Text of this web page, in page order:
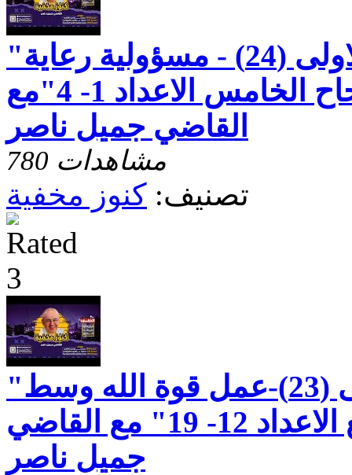
"رسالة بطرس الاولى (24) - مسؤولية رعاية
شعب الله - الاصحاح الخامس الاعداد 1- 4"مع
القاضي جميل ناصر
780 مشاهدات
تصنيف: كنوز مخفية
"رسالة بطرس الاولى (23)-عمل قوة الله وسط
الالام - الاصحاح الرابع الاعداد 12- 19" مع القاضي
جميل ناصر